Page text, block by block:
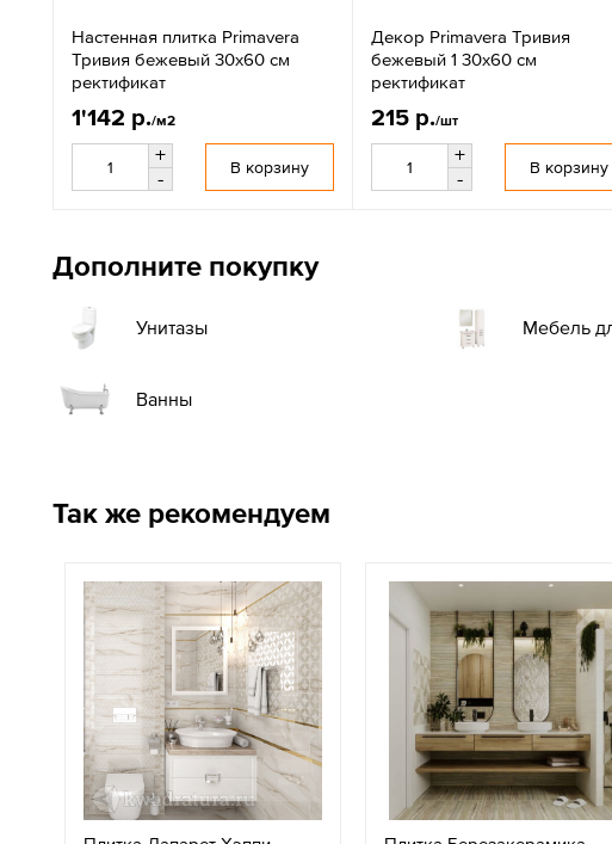
Настенная плитка Primavera
Тривия бежевый 30x60 см
ректификат
1'142 р./м2
+
-
В корзину
Декор Primavera Тривия
бежевый 1 30x60 см
ректификат
215 р./шт
+
-
В корзину
Дополните покупку
Унитазы Мебель
Ванны
Так же рекомендуем